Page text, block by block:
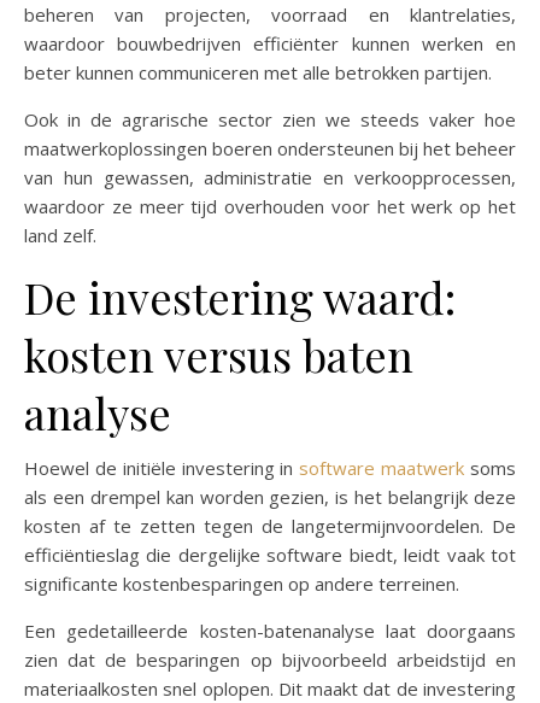
beheren van projecten, voorraad en klantrelaties,
waardoor bouwbedrijven efficiënter kunnen werken en
beter kunnen communiceren met alle betrokken partijen.
Ook in de agrarische sector zien we steeds vaker hoe
maatwerkoplossingen boeren ondersteunen bij het beheer
van hun gewassen, administratie en verkoopprocessen,
waardoor ze meer tijd overhouden voor het werk op het
land zelf.
De investering waard:
kosten versus baten
analyse
Hoewel de initiële investering in software maatwerk soms
als een drempel kan worden gezien, is het belangrijk deze
kosten af te zetten tegen de langetermijnvoordelen. De
efficiëntieslag die dergelijke software biedt, leidt vaak tot
significante kostenbesparingen op andere terreinen.
Een gedetailleerde kosten-batenanalyse laat doorgaans
zien dat de besparingen op bijvoorbeeld arbeidstijd en
materiaalkosten snel oplopen. Dit maakt dat de investering